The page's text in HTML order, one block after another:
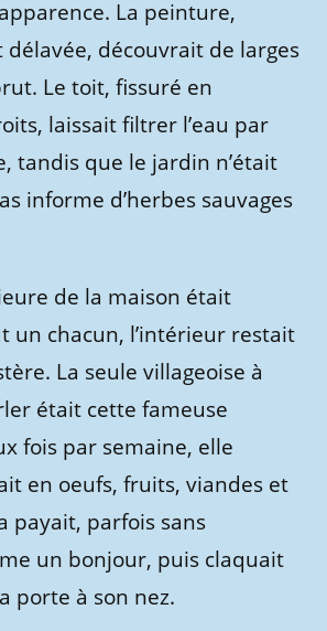
La peinture,
découvrait de larges
Le toit, fissuré en
laissait filtrer l’eau par
tandis que le jardin n’était
informe d’herbes sauvages
de la maison était
un chacun, l’intérieur restait
La seule villageoise à
était cette fameuse
fois par semaine, elle
en oeufs, fruits, viandes et
payait, parfois sans
un bonjour, puis claquait
porte à son nez.